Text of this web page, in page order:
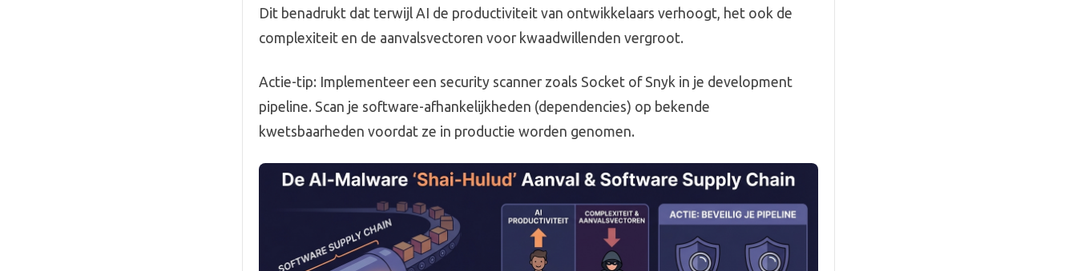
Dit benadrukt dat terwijl AI de productiviteit van ontwikkelaars verhoogt, het ook de
complexiteit en de aanvalsvectoren voor kwaadwillenden vergroot.
Actie-tip: Implementeer een security scanner zoals Socket of Snyk in je development
pipeline. Scan je software-afhankelijkheden (dependencies) op bekende
kwetsbaarheden voordat ze in productie worden genomen.